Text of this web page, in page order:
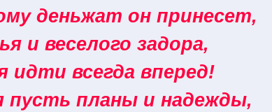
деньжат он принесет,
и веселого задора,
идти всегда вперед!
планы и надежды,